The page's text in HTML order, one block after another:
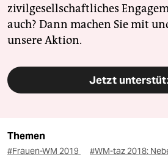
zivilgesellschaftliches
auch? Dann machen Sie mit
unsere Aktion.
Jetzt
Themen
#Frauen-WM 2019
#WM-taz 2018: